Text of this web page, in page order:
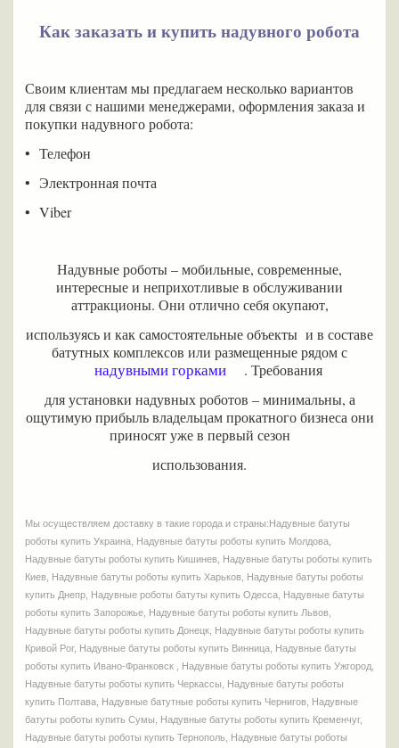
Как заказать и купить надувного робота
Своим клиентам мы предлагаем несколько вариантов
для связи с нашими менеджерами, оформления заказа и
покупки надувного робота:
• Телефон
• Электронная почта
• Viber
Надувные роботы – мобильные, современные,
интересные и неприхотливые в обслуживании
аттракционы. Они отлично себя окупают,
используясь и как самостоятельные объекты и в составе
батутных комплексов или размещенные рядом с
надувными горками
. Требования
для установки надувных роботов – минимальны, а
ощутимую прибыль владельцам прокатного бизнеса они
приносят уже в первый сезон
использования.
Мы осуществляем доставку в такие города и страны:Надувные батуты
роботы купить Украина, Надувные батуты роботы купить Молдова,
Надувные батуты роботы купить Кишинев, Надувные батуты роботы купить
Киев, Надувные батуты роботы купить Харьков, Надувные батуты роботы
купить Днепр, Надувные роботы батуты купить Одесса, Надувные батуты
роботы купить Запорожье, Надувные батуты роботы купить Львов,
Надувные батуты роботы купить Донецк, Надувные батуты роботы купить
Кривой Рог, Надувные батуты роботы купить Винница, Надувные батуты
роботы купить Ивано-Франковск , Надувные батуты роботы купить Ужгород,
Надувные батуты роботы купить Черкассы, Надувные батуты роботы
купить Полтава, Надувные батутные роботы купить Чернигов, Надувные
батуты роботы купить Сумы, Надувные батуты роботы купить Кременчуг,
Надувные батуты роботы купить Тернополь, Надувные батуты роботы